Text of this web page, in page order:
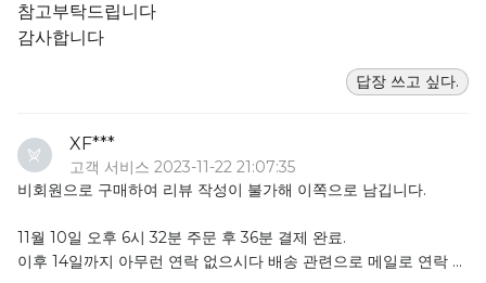
참고부탁드립니다
감사합니다
답장 쓰고 싶다.
XF***
고객 서비스 2023-11-22 21:07:35
비회원으로 구매하여 리뷰 작성이 불가해 이쪽으로 남깁니다.
11월 10일 오후 6시 32분 주문 후 36분 결제 완료.
이후 14일까지 아무런 연락 없으시다 배송 관련으로 메일로 연락 넣